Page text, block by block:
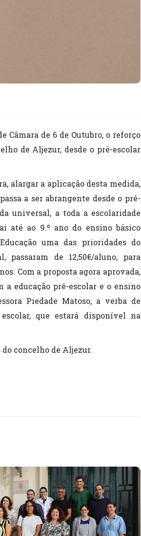
Câmara de 6 de Outubro, o reforço
de Aljezur, desde o pré-escolar
alargar a aplicação desta medida,
a ser abrangente desde o pré-
universal, a toda a escolaridade
até ao 9.º ano do ensino básico
uma das prioridades do
de 12,50€/aluno, para
Com a proposta agora aprovada,
a educação pré-escolar e o ensino
Piedade Matoso, a verba de
que estará disponível na
concelho de Aljezur.